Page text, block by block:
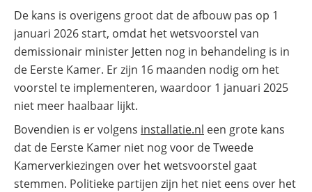
De kans is overigens groot dat de afbouw pas op 1
januari 2026 start, omdat het wetsvoorstel van
demissionair minister Jetten nog in behandeling is in
de Eerste Kamer. Er zijn 16 maanden nodig om het
voorstel te implementeren, waardoor 1 januari 2025
niet meer haalbaar lijkt.
Bovendien is er volgens installatie.nl een grote kans
dat de Eerste Kamer niet nog voor de Tweede
Kamerverkiezingen over het wetsvoorstel gaat
stemmen. Politieke partijen zijn het niet eens over het